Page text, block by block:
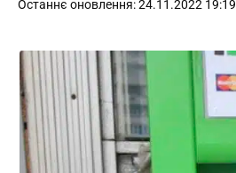
Останнє оновлення: 24.11.2022 19:19